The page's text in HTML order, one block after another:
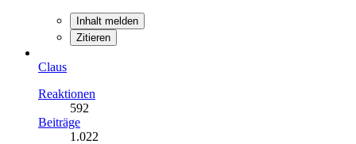
Inhalt melden
Zitieren
Claus
Reaktionen
592
Beiträge
1.022